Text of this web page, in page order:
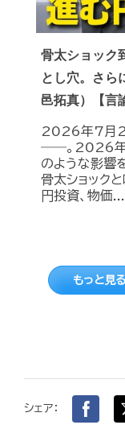
骨太ショック
とし穴。さら
邑拓真）【言
2026年7月22
――。2026年
のような影響
骨太ショック
円投資、物価...
もっと見る
シェア：